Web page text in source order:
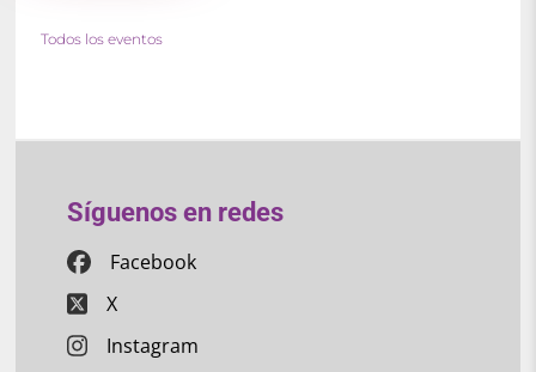
Todos los eventos
Síguenos en redes
Facebook
X
Instagram